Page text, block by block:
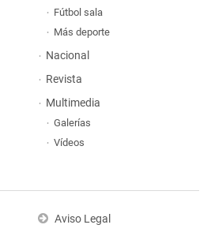
Fútbol sala
Más deporte
Nacional
Revista
Multimedia
Galerías
Vídeos
Aviso Legal